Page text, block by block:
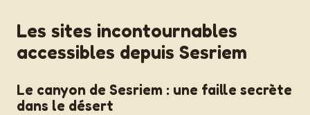
Les sites incontournables
accessibles depuis Sesriem
Le canyon de Sesriem : une faille secrète
dans le désert